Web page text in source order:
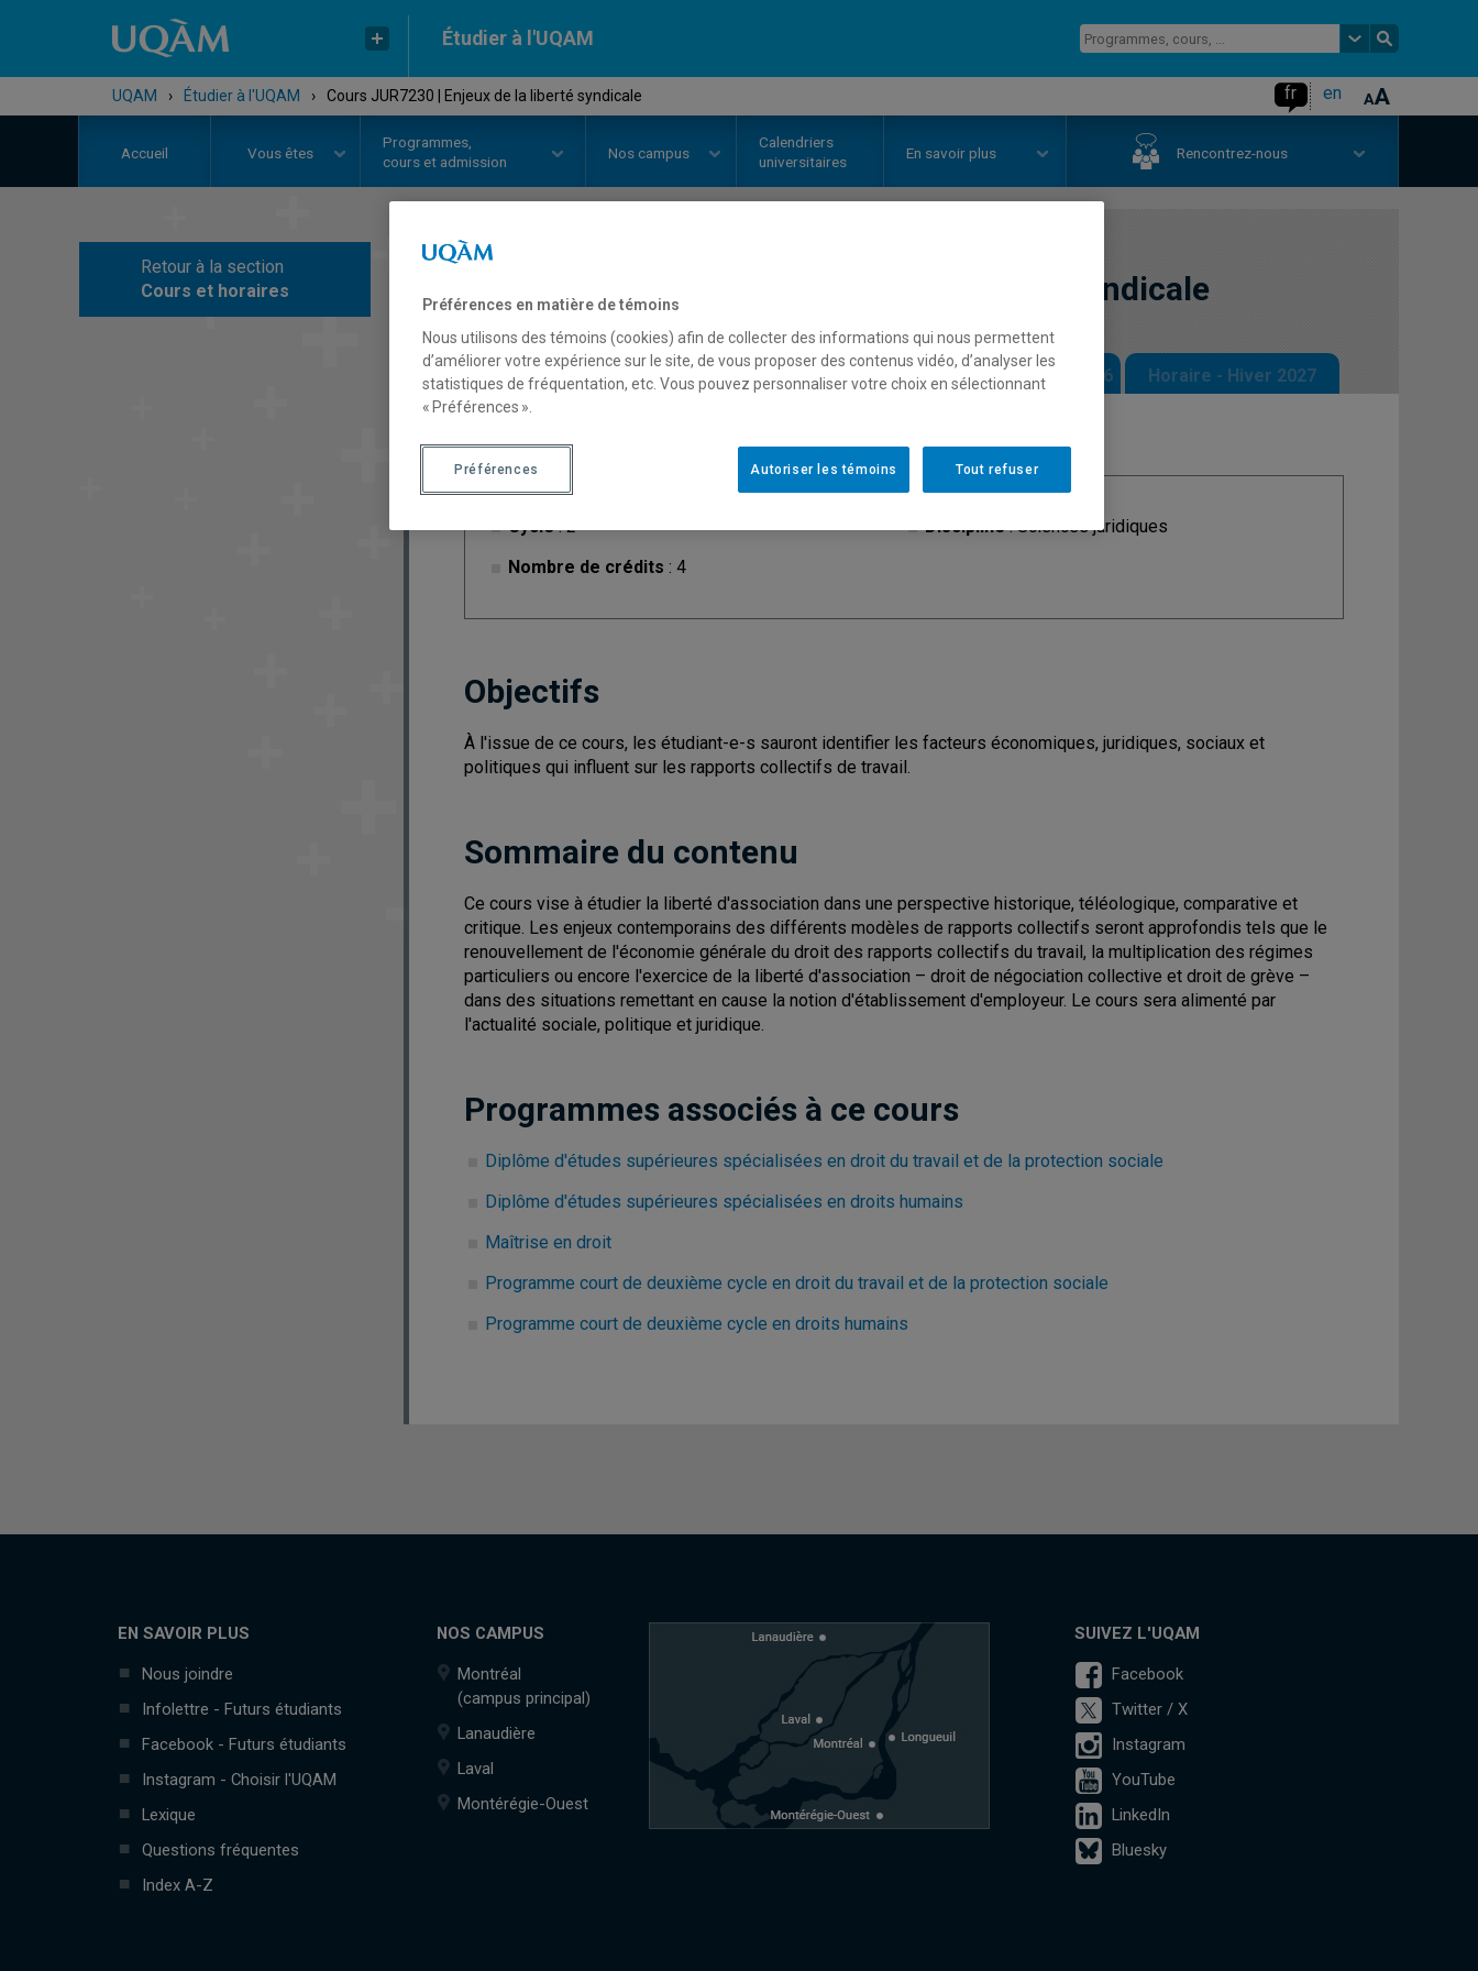
Étudier à l'UQAM
UQAM › Étudier à l'UQAM › Cours JUR7230 | Enjeux de la liberté syndicale fr en
Accueil Vous êtes
Programmes,
cours et admission
Nos campus
Calendriers
universitaires
En savoir plus Rencontrez-nous
Retour à la section
Cours et horaires
COURS JUR7230 Enjeux de la liberté syndicale
Description Horaire - Été 2026 Horaire - Automne 2026 Horaire - Hiver 2027
Cycle: 2
Nombre de crédits : 4
Discipline: Sciences juridiques
Objectifs
À l'issue de ce cours, les étudiant-e-s sauront identifier les facteurs économiques, juridiques, sociaux et
politiques qui influent sur les rapports collectifs de travail.
Sommaire du contenu
Ce cours vise à étudier la liberté d'association dans une perspective historique, téléologique, comparative et
critique. Les enjeux contemporains des différents modèles de rapports collectifs seront approfondis tels que le
renouvellement de l'économie générale du droit des rapports collectifs du travail, la multiplication des régimes
particuliers ou encore l'exercice de la liberté d'association – droit de négociation collective et droit de grève –
dans des situations remettant en cause la notion d'établissement d'employeur. Le cours sera alimenté par
l'actualité sociale, politique et juridique.
Programmes associés à ce cours
Diplôme d'études supérieures spécialisées en droit du travail et de la protection sociale
Diplôme d'études supérieures spécialisées en droits humains
Maîtrise en droit
Programme court de deuxième cycle en droit du travail et de la protection sociale
Programme court de deuxième cycle en droits humains
EN SAVOIR PLUS
Nous joindre
Infolettre - Futurs étudiants
Facebook - Futurs étudiants
Instagram - Choisir l'UQAM
Lexique
Questions fréquentes
Index A-Z
NOS CAMPUS
Montréal
(campus principal)
Lanaudière
Laval
Montérégie-Ouest
SUIVEZ L'UQAM
Facebook
Twitter / X
Instagram
YouTube
LinkedIn
Bluesky
Préférences en matière de témoins
Nous utilisons des témoins (cookies) afin de collecter des informations qui nous permettent
d’améliorer votre expérience sur le site, de vous proposer des contenus vidéo, d’analyser les
statistiques de fréquentation, etc. Vous pouvez personnaliser votre choix en sélectionnant
« Préférences ».
Tout refuser
Autoriser les témoins
Préférences